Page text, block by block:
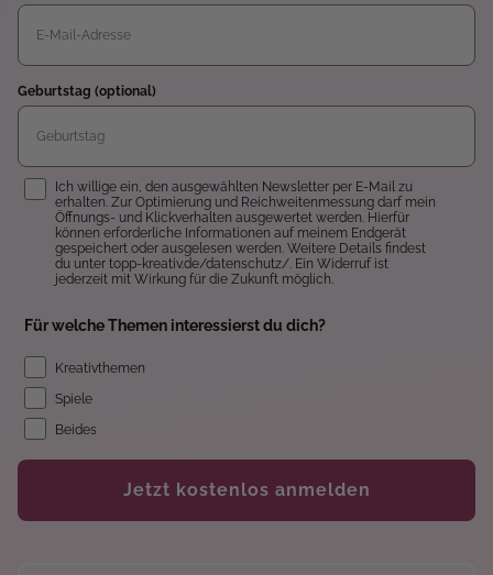
Geburtstag (optional)
Einwilligung
Ich willige ein, den ausgewählten Newsletter per E-Mail zu
erhalten. Zur Optimierung und Reichweitenmessung darf mein
Öffnungs- und Klickverhalten ausgewertet werden. Hierfür
können erforderliche Informationen auf meinem Endgerät
gespeichert oder ausgelesen werden. Weitere Details findest
du unter topp-kreativ.de/datenschutz/. Ein Widerruf ist
jederzeit mit Wirkung für die Zukunft möglich.
Für welche Themen interessierst du dich?
Kreativthemen
Spiele
Beides
Jetzt kostenlos anmelden